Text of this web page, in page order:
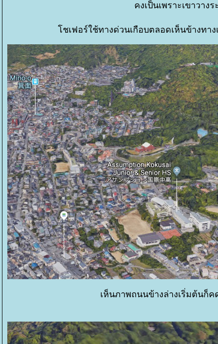
คงเป็นเพราะเขาวา
ชเฟอร์ใช้ทางด่วนเกือบตลอดเห็นข้างทา
เห็นภาพถนนข้างล่างเริ่มต้นก็